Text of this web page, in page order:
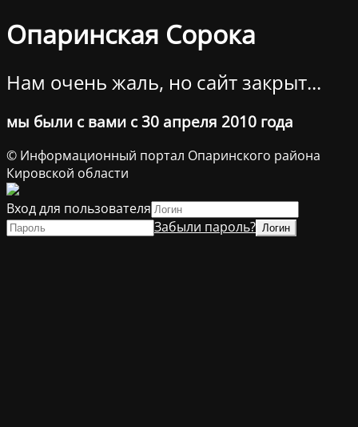
Опаринская Сорока
Нам очень жаль, но сайт закрыт...
мы были с вами с 30 апреля 2010 года
© Информационный портал Опаринского района
Кировской области
Вход для пользователя
Забыли пароль?